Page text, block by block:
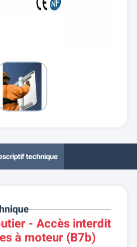
technique
- Accès interdit
à moteur (B7b)